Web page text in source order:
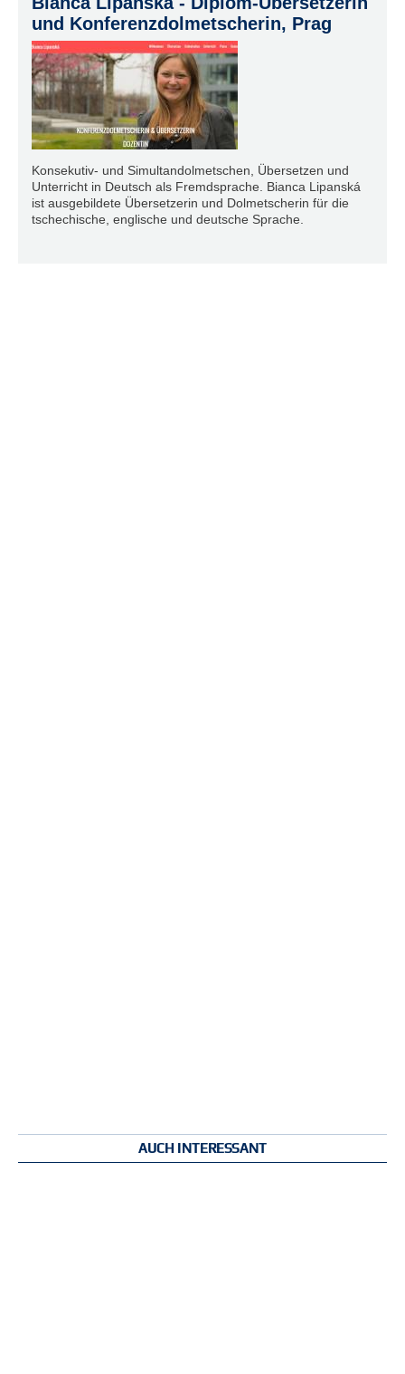
und Konferenzdolmetscherin, Prag
Konsekutiv- und Simultandolmetschen, Übersetzen und
Unterricht in Deutsch als Fremdsprache. Bianca Lipanská
ist ausgebildete Übersetzerin und Dolmetscherin für die
tschechische, englische und deutsche Sprache.
AUCH INTERESSANT